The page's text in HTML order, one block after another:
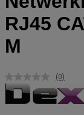
RJ45
M
Geen
(0)